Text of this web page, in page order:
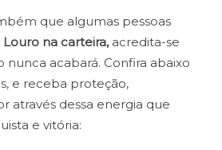
que algumas pessoas
Louro na carteira,acredita-se
nunca acabará. Confira abaixo
e receba proteção,
através dessa energia que
e vitória: